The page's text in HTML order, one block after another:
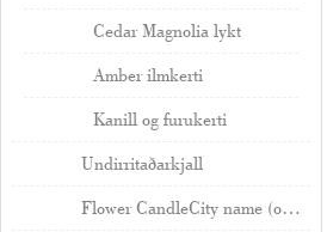
Cedar Magnolia lykt
Amber ilmkerti
Kanill og furukerti
Undirritaðarkjall
Flower CandleCity name (optional, probably does not need a translation)